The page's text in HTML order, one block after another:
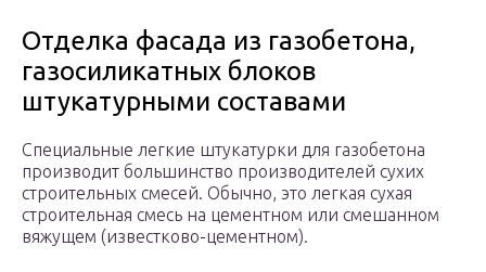
Отделка фасада из газобетона,
газосиликатных блоков
штукатурными составами
Специальные легкие штукатурки для газобетона
производит большинство производителей сухих
строительных смесей. Обычно, это легкая сухая
строительная смесь на цементном или смешанном
вяжущем (известково-цементном).